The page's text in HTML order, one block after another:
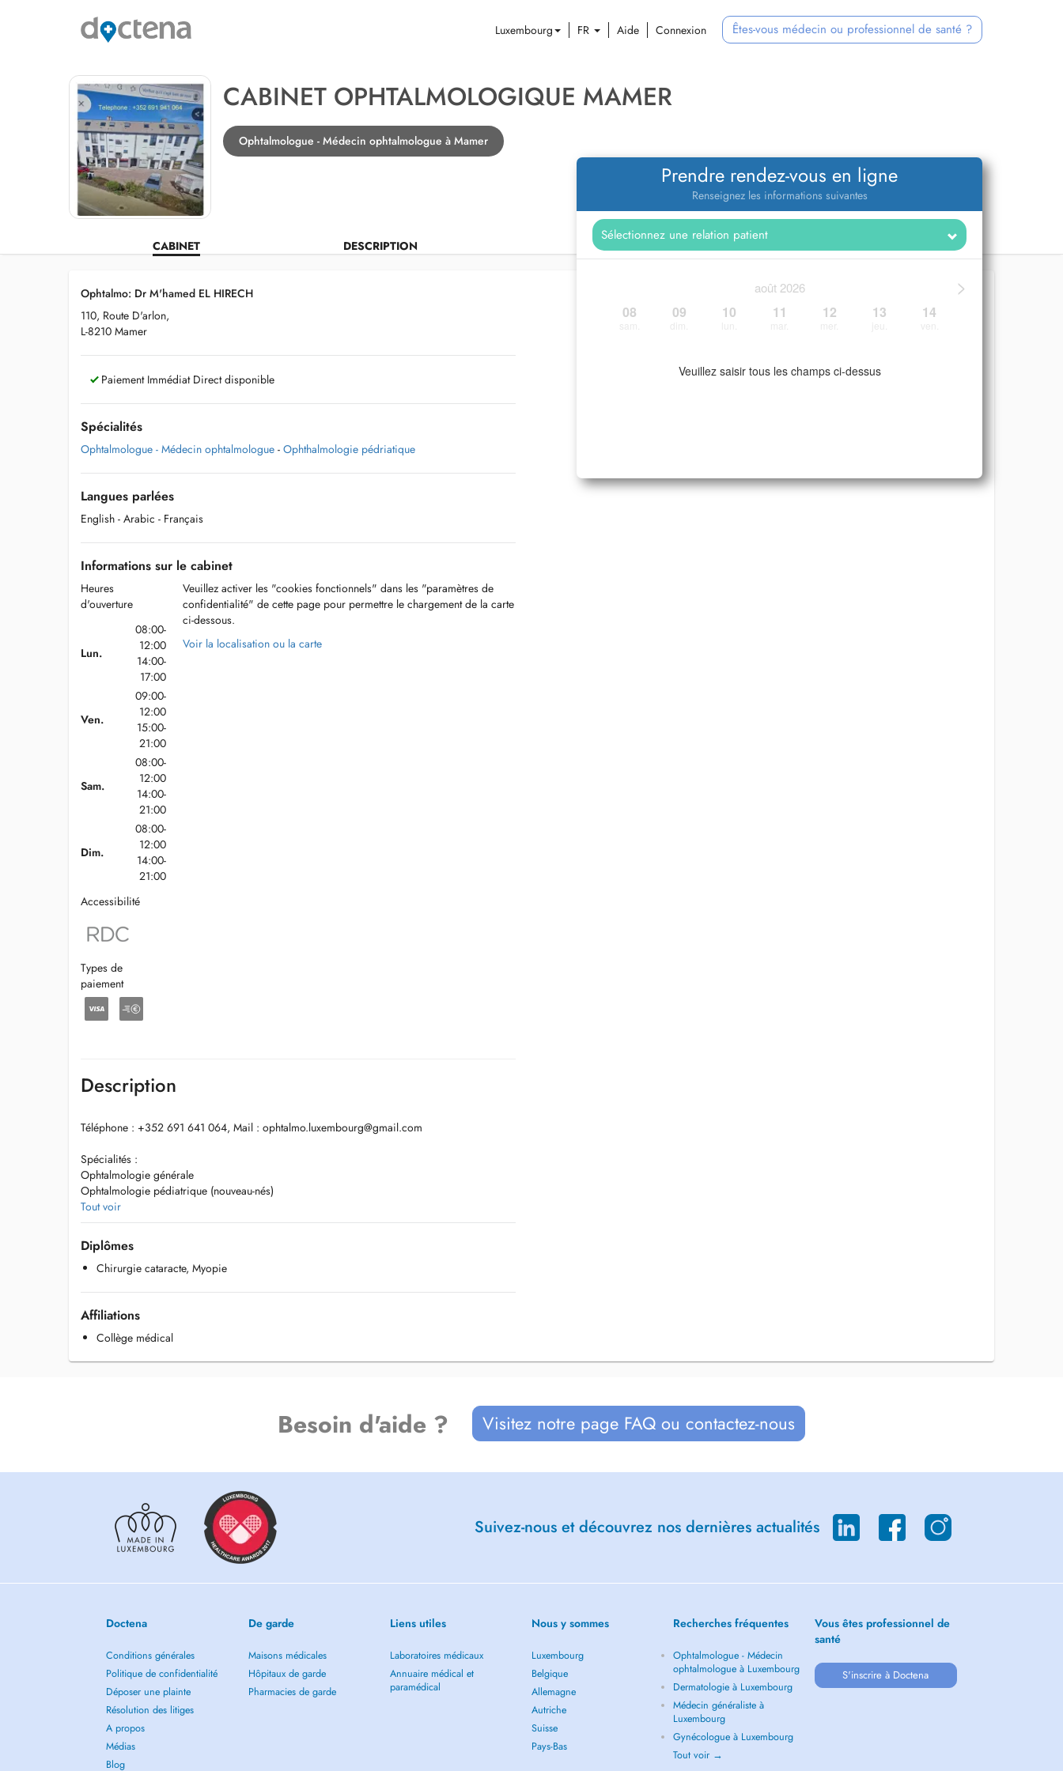
Luxembourg FR Aide Connexion Êtes-vous médecin ou professionnel de santé ?
CABINET OPHTALMOLOGIQUE MAMER
Ophtalmologue - Médecin ophtalmologue à Mamer
CABINET DESCRIPTION
Prendre rendez-vous en ligne
Renseignez les informations suivantes
>
août 2026
08 09 10 11 12 13 14
Veuillez saisir tous les champs ci-dessus
Ophtalmo: Dr M'hamed EL HIRECH
110, Route D'arlon,
L-8210 Mamer
Paiement Immédiat Direct disponible
Spécialités
Ophtalmologue - Médecin ophtalmologue - Ophthalmologie pédriatique
Langues parlées
English - Arabic - Français
Informations sur le cabinet
Heures
d'ouverture
Lun.
08:00-
12:00
14:00-
17:00
Ven.
09:00-
12:00
15:00-
21:00
Sam.
08:00-
12:00
14:00-
21:00
Dim.
08:00-
12:00
14:00-
21:00
Accessibilité
Types de
paiement
Veuillez activer les "cookies fonctionnels" dans les "paramètres de
confidentialité" de cette page pour permettre le chargement de la carte
ci-dessous.
Voir la localisation ou la carte
Description
Téléphone : +352 691 641 064, Mail : ophtalmo.luxembourg@gmail.com
Spécialités :
Ophtalmologie générale
Ophtalmologie pédiatrique (nouveau-nés)
Lunettes et lentilles de contact
Chirurgie de la cataracte
Chirurgie de la myopie
Chirurgie du strabisme
Ancien Attaché des Hôpitaux de Paris.
Tout voir
Diplômes
Chirurgie cataracte, Myopie
Affiliations
Collège médical
Besoin d'aide ? Visitez notre page FAQ ou contactez-nous
Suivez-nous et découvrez nos dernières actualités
Doctena
Conditions générales
Politique de confidentialité
Déposer une plainte
Résolution des litiges
A propos
Médias
Blog
De garde
Maisons médicales
Hôpitaux de garde
Pharmacies de garde
Liens utiles
Laboratoires médicaux
Annuaire médical et
paramédical
Nous y sommes
Luxembourg
Belgique
Allemagne
Autriche
Suisse
Pays-Bas
Recherches fréquentes
Ophtalmologue - Médecin
ophtalmologue à Luxembourg
Dermatologie à Luxembourg
Médecin généraliste à
Luxembourg
Gynécologue à Luxembourg
Tout voir →
Vous êtes professionnel de
santé
S'inscrire à Doctena